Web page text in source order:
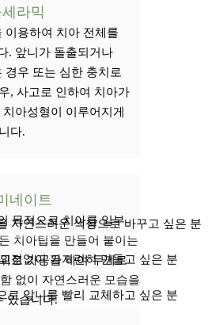
라믹
이용하여 치아 전체를
. 앞니가 돌출되거나
경우 또는 심한 충치로
, 사고로 인하여 치아가
아성형이 이루어지게
다.
네이트
목적으로 치아를 일부
치아팁을 만들어 붙이는
로 가공을 하여 두께로
없이 자연스러운 모습을
있습니다.
이트 추천 드려요
자연스러운 색상으로 바꾸고 싶은 분
정없이 가지런히 만들고 싶은 분
로 앞니를 빨리 교체하고 싶은 분